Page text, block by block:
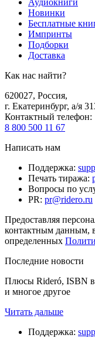
Аудиокниги
Новинки
Бесплатные
Импринты
Подборки
Доставка
Как нас найти?
620027, Россия,
г. Екатеринбург, а/я
Контактный телефон:
8 800 500 11 67
Написать нам
Поддержка:
Печать тиража:
Вопросы по
PR: pr@ridero.ru
Предоставляя
контактным данным,
определенных
Последние новости
Плюсы Rideró, ISBN в
и многое другое
Читать дальше
Поддержка: